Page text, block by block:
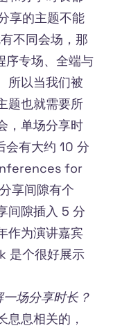
享的主题不能
不同会场，那
序专场、全端与
所以当我们被
题也就需要所
，单场分享时
会有大约 10 分
for
享间隙有个
间隙插入 5 分
作为演讲嘉宾
是个很好展示
场分享时长？
息息相关的，